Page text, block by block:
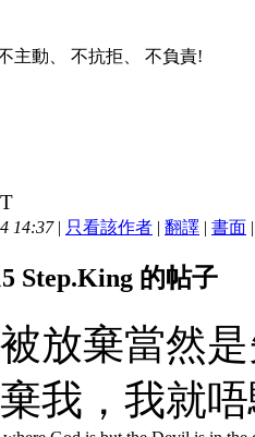
主動、 不抗拒、 不負責!
T
14:37| 只看該作者 | 翻譯 | 書面
Step.King 的帖子
放棄當然
我，我就